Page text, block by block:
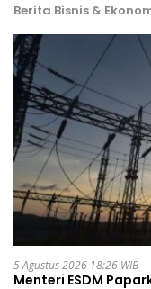
Berita Bisnis &
5 Agustus 2026 18:26 WIB
Menteri ESDM